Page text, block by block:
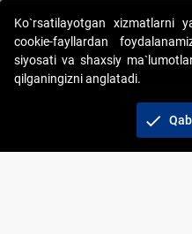
Copyright © 2017-2026.
tashkil etish" AJ. Barcha
Ko`rsatilayotgan xizmatlarni
cookie-fayllardan
siyosati va shaxsiy
qilganingizni anglatadi.
check